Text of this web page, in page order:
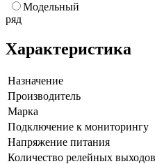
Модельный
ряд
Характеристика
Назначение
Производитель
Марка
Подключение к мониторингу
Напряжение питания
Количество релейных выходов